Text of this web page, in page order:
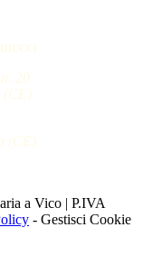
20
(CE)
(CE)
a Vico | P.IVA
- Gestisci Cookie